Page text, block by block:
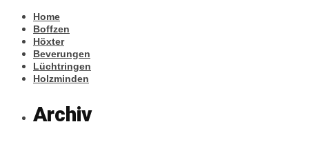
Home
Boffzen
Höxter
Beverungen
Lüchtringen
Holzminden
Archiv